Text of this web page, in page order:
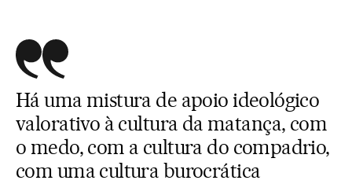
Há uma mistura de apoio ideológico
valorativo à cultura da matança, com
o medo, com a cultura do compadrio,
com uma cultura burocrática